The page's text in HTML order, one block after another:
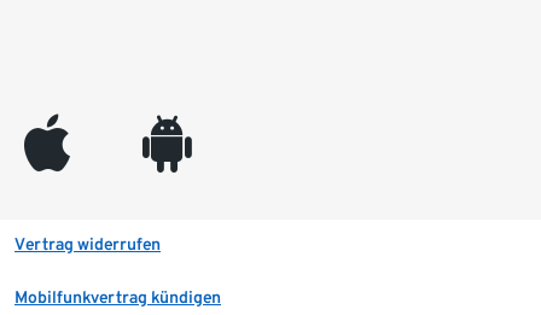
appleinc android
Vertrag widerrufen
Mobilfunkvertrag kündigen